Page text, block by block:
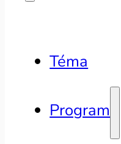
Téma
Program